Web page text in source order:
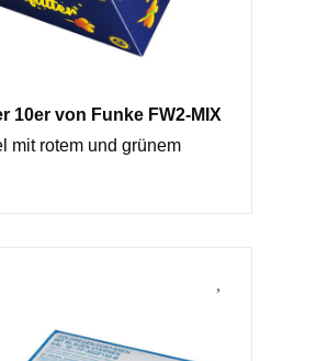
10er von Funke FW2-MIX
mit rotem und grünem